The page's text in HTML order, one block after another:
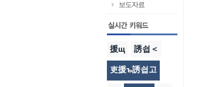
보도자료
援щ 誘쇱＜
吏援ъ誘쇱고